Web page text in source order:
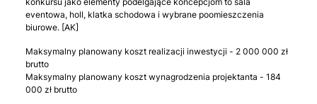
eventowa, holl, klatka schodowa i wybrane poomieszczenia
biurowe. [AK]
Maksymalny planowany koszt realizacji inwestycji - 2 000 000 zł
brutto
Maksymalny planowany koszt wynagrodzenia projektanta - 184
000 zł brutto